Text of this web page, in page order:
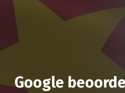
Google